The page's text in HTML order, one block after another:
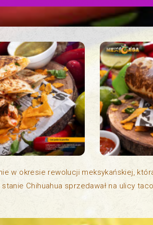
w okresie rewolucji meksykańskiej,
Chihuahua sprzedawał na ulicy